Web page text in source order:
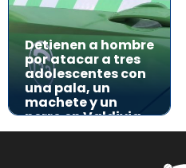
Detienen a hombre
por atacar a tres
adolescentes con
una pala, un
machete y un
perro en Valdivia